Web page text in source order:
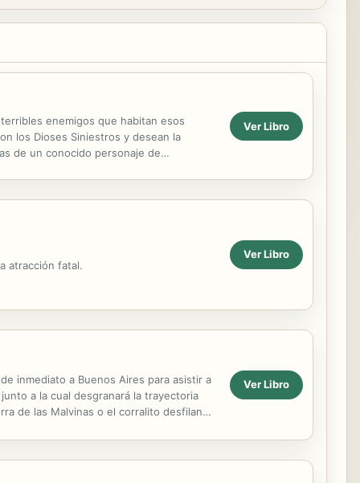
enemigos que habitan esos
los Dioses Siniestros y desean la
de un conocido personaje de
Ver Libro
atracción fatal.
Ver Libro
inmediato a Buenos Aires para asistir a
a la cual desgranará la trayectoria
de las Malvinas o el corralito desfilan
Ver Libro